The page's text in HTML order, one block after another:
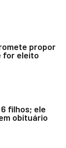
propor
for eleito
filhos; ele
obituário